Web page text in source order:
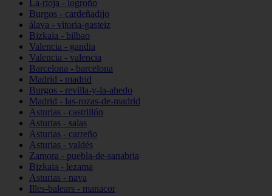
La-rioja - logroño
Burgos - cardeñadijo
álava - vitoria-gasteiz
Bizkaia - bilbao
Valencia - gandia
Valencia - valencia
Barcelona - barcelona
Madrid - madrid
Burgos - revilla-y-la-ahedo
Madrid - las-rozas-de-madrid
Asturias - castrillón
Asturias - salas
Asturias - carreño
Asturias - valdés
Zamora - puebla-de-sanabria
Bizkaia - lezama
Asturias - nava
Illes-balears - manacor